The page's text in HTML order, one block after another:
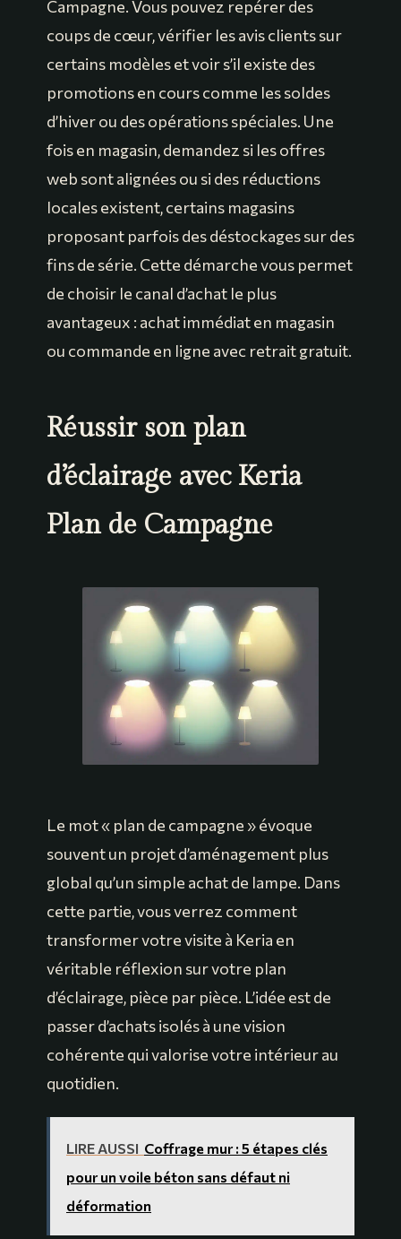
Campagne. Vous pouvez repérer des
coups de cœur, vérifier les avis clients sur
certains modèles et voir s’il existe des
promotions en cours comme les soldes
d’hiver ou des opérations spéciales. Une
fois en magasin, demandez si les offres
web sont alignées ou si des réductions
locales existent, certains magasins
proposant parfois des déstockages sur des
fins de série. Cette démarche vous permet
de choisir le canal d’achat le plus
avantageux : achat immédiat en magasin
ou commande en ligne avec retrait gratuit.
Réussir son plan
d’éclairage avec Keria
Plan de Campagne
Le mot « plan de campagne » évoque
souvent un projet d’aménagement plus
global qu’un simple achat de lampe. Dans
cette partie, vous verrez comment
transformer votre visite à Keria en
véritable réflexion sur votre plan
d’éclairage, pièce par pièce. L’idée est de
passer d’achats isolés à une vision
cohérente qui valorise votre intérieur au
quotidien.
LIRE AUSSI Coffrage mur : 5 étapes clés
pour un voile béton sans défaut ni
déformation